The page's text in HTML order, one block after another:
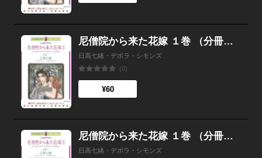
尼僧院から来た花嫁 １巻 （分冊版）11話
日高七緒・デボラ・シモンズ
(0)
¥60
尼僧院から来た花嫁 １巻 （分冊版）10話
日高七緒・デボラ・シモンズ